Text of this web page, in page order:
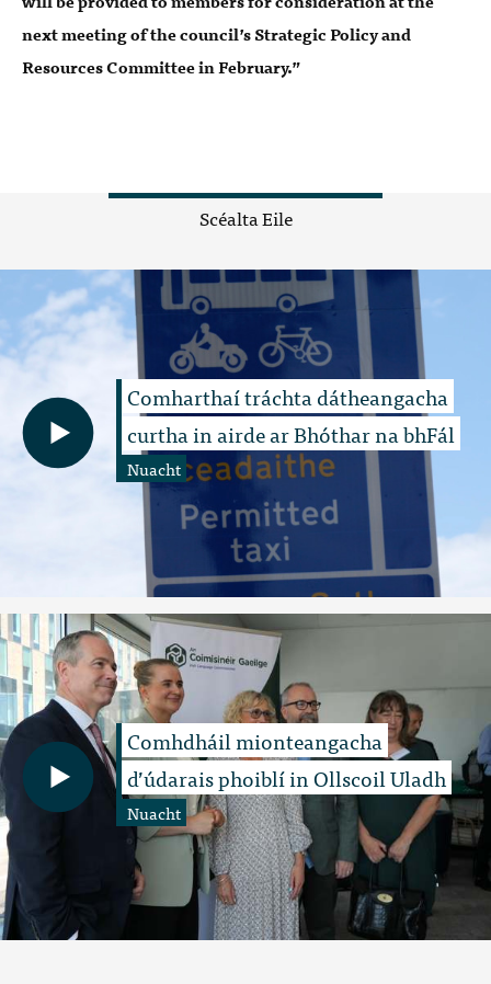
next meeting of the council’s Strategic Policy and
Resources Committee in February.”
Scéalta Eile
Comharthaí tráchta dátheangacha
curtha in airde ar Bhóthar na bhFál
Nuacht
Comhdháil mionteangacha
d’údarais phoiblí in Ollscoil Uladh
Nuacht